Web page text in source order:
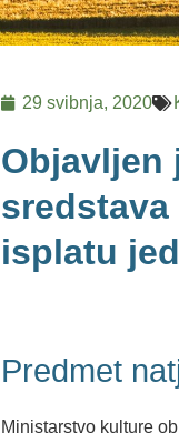
29 svibnja, 2020
Objavljen
isplatu
Predmet
Ministarstvo kulture